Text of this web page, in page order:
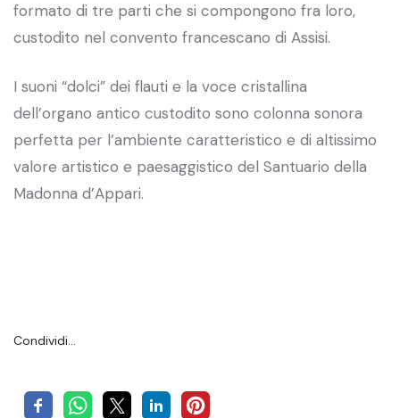
formato di tre parti che si compongono fra loro,
custodito nel convento francescano di Assisi.
I suoni “dolci” dei flauti e la voce cristallina
dell’organo antico custodito sono colonna sonora
perfetta per l’ambiente caratteristico e di altissimo
valore artistico e paesaggistico del Santuario della
Madonna d’Appari.
Condividi…